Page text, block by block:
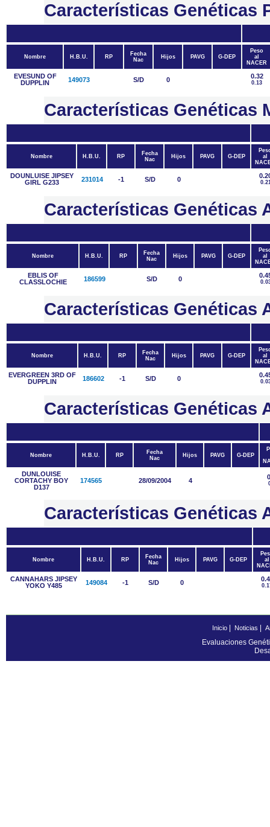
Características Genéticas
Nombre H.B.U. RP
Fecha
Nac
Hijos PAVG G-DEP
Peso
al
NACER
EVESUND OF
DUPPLIN
149073 S/D 0 0.32
0.13
Características Genéticas
Nombre H.B.U. RP
Fecha
Nac
Hijos PAVG G-DEP
al
DOUNLUISE JIPSEY
GIRL G233
231014 -1 S/D 0
Características Genéticas
Nombre H.B.U. RP
Fecha
Nac
Hijos PAVG G-DEP
al
EBLIS OF
CLASSLOCHIE
186599 S/D 0
Características Genéticas
Nombre H.B.U. RP
Fecha
Nac
Hijos PAVG G-DEP
al
EVERGREEN 3RD OF
DUPPLIN
186602 -1 S/D 0
Características Genéticas
Nombre H.B.U. RP
Fecha
Nac
Hijos PAVG G-DEP
DUNLOUISE
CORTACHY BOY
D137
174565 28/09/2004 4
Características Genéticas
Nombre H.B.U. RP
Fecha
Nac
Hijos PAVG G-DEP
al
CANNAHARS JIPSEY
YOKO Y485
149084 -1 S/D 0
Inicio| Noticias
Evaluaciones